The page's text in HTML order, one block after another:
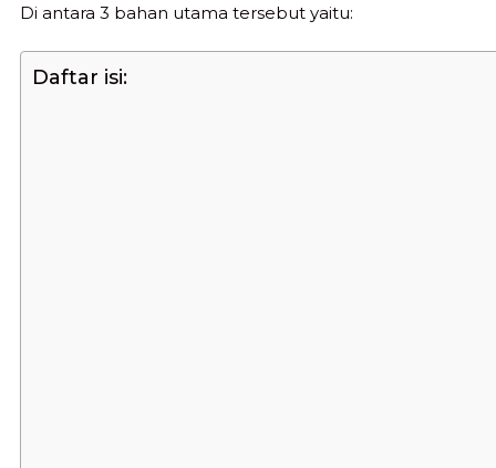
Di antara 3 bahan utama tersebut yaitu:
Daftar isi: